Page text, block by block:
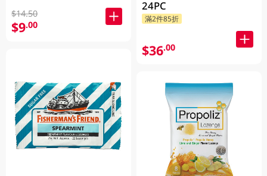
$14.50
$9.00
24PC
滿2件85折
$36.00